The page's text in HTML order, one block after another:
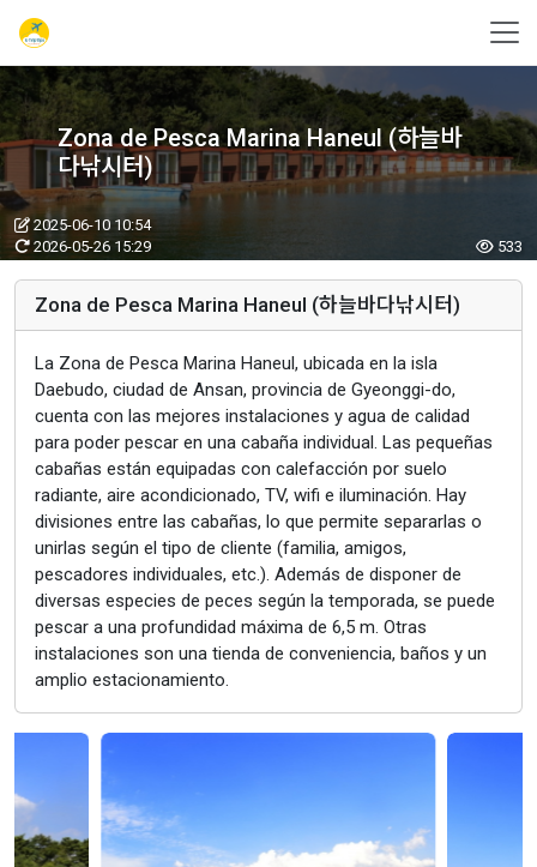
Zona de Pesca Marina Haneul (하늘바
다낚시터)
2025-06-10 10:54
2026-05-26 15:29
533
Zona de Pesca Marina Haneul (하늘바다낚시터)
La Zona de Pesca Marina Haneul, ubicada en la isla
Daebudo, ciudad de Ansan, provincia de Gyeonggi-do,
cuenta con las mejores instalaciones y agua de calidad
para poder pescar en una cabaña individual. Las pequeñas
cabañas están equipadas con calefacción por suelo
radiante, aire acondicionado, TV, wifi e iluminación. Hay
divisiones entre las cabañas, lo que permite separarlas o
unirlas según el tipo de cliente (familia, amigos,
pescadores individuales, etc.). Además de disponer de
diversas especies de peces según la temporada, se puede
pescar a una profundidad máxima de 6,5 m. Otras
instalaciones son una tienda de conveniencia, baños y un
amplio estacionamiento.